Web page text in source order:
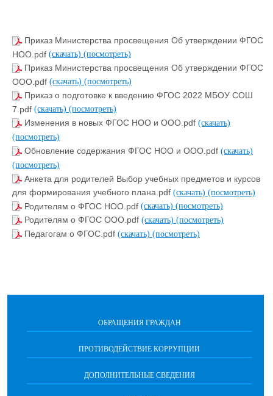
Приказ Министерства просвещения Об утверждении ФГОС
НОО.pdf (скачать) (посмотреть)
Приказ Министерства просвещения Об утверждении ФГОС
ООО.pdf (скачать) (посмотреть)
Приказ о подготовке к введению ФГОС 2022 МБОУ СОШ
7.pdf (скачать) (посмотреть)
Изменения в новых ФГОС НОО и ООО.pdf (скачать)
(посмотреть)
Обновление содержания ФГОС НОО и ООО.pdf (скачать)
(посмотреть)
Анкета для родителей Выбор учебных предметов и курсов
для формирования учебного плана.pdf (скачать) (посмотреть)
Родителям о ФГОС НОО.pdf (скачать) (посмотреть)
Родителям о ФГОС ООО.pdf (скачать) (посмотреть)
Педагогам о ФГОС.pdf (скачать) (посмотреть)
ОБРАЩЕНИЯ ГРАЖДАН
ПРОТИВОДЕЙСТВИЕ КОРРУПЦИИ
ДОПОЛНИТЕЛЬНЫЕ СВЕДЕНИЯ